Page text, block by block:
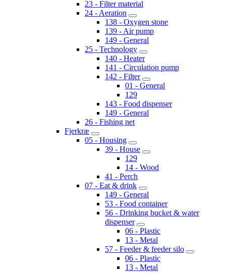
23 - Filter material
24 - Aeration
138 - Oxygen stone
139 - Air pump
149 - General
25 - Technology
140 - Heater
141 - Circulation pump
142 - Filter
01 - General
129
143 - Food dispenser
149 - General
26 - Fishing net
Fjerkræ
05 - Housing
39 - House
129
14 - Wood
41 - Perch
07 - Eat & drink
149 - General
53 - Food container
56 - Drinking bucket & water
dispenser
06 - Plastic
13 - Metal
57 - Feeder & feeder silo
06 - Plastic
13 - Metal